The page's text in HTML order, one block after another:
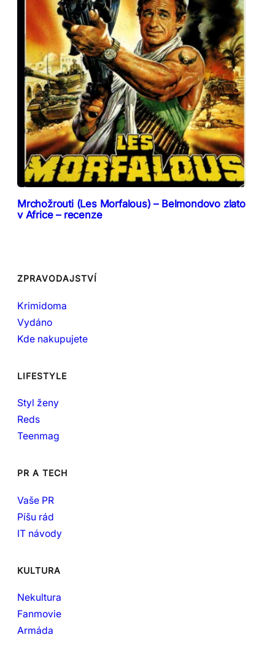
Mrchožrouti (Les Morfalous) – Belmondovo zlato
v Africe – recenze
ZPRAVODAJSTVÍ
Krimidoma
Vydáno
Kde nakupujete
LIFESTYLE
Styl ženy
Reds
Teenmag
PR A TECH
Vaše PR
Píšu rád
IT návody
KULTURA
Nekultura
Fanmovie
Armáda